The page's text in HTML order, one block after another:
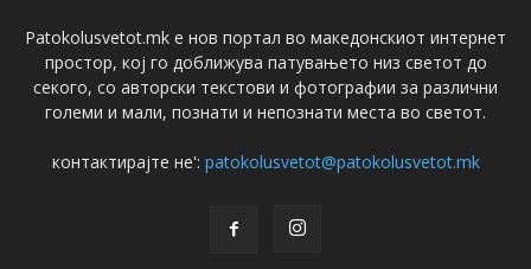
Patokolusvetot.mk е нов портал во македонскиот интернет
простор, кој го доближува патувањето низ светот до
секого, со авторски текстови и фотографии за различни
големи и мали, познати и непознати места во светот.
контактирајте не': patokolusvetot@patokolusvetot.mk